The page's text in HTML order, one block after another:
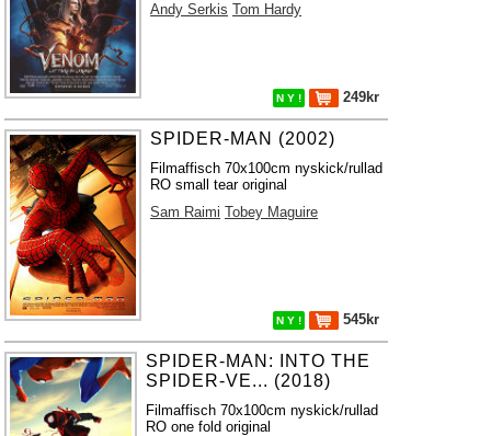
Andy Serkis Tom Hardy
N Y ! 249kr
SPIDER-MAN (2002)
Filmaffisch 70x100cm nyskick/rullad
RO small tear original
Sam Raimi Tobey Maguire
N Y ! 545kr
SPIDER-MAN: INTO THE
SPIDER-VE... (2018)
Filmaffisch 70x100cm nyskick/rullad
RO one fold original